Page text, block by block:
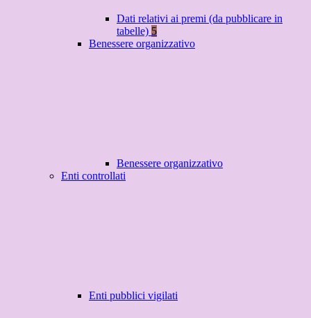
Dati relativi ai premi (da pubblicare in
tabelle) 5
Benessere organizzativo
Benessere organizzativo
Enti controllati
Enti pubblici vigilati